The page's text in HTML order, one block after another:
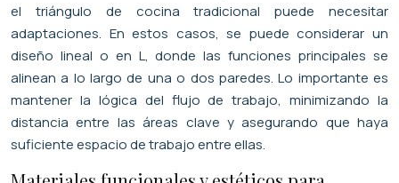
el triángulo de cocina tradicional puede necesitar
adaptaciones. En estos casos, se puede considerar un
diseño lineal o en L, donde las funciones principales se
alinean a lo largo de una o dos paredes. Lo importante es
mantener la lógica del flujo de trabajo, minimizando la
distancia entre las áreas clave y asegurando que haya
suficiente espacio de trabajo entre ellas.